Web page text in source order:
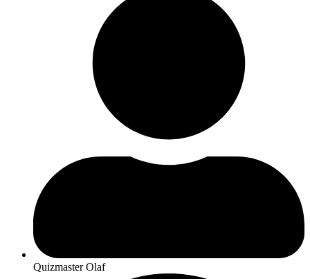
Quizmaster Olaf